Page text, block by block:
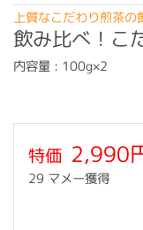
上質なこだわり煎茶
飲み比べ！こ
内容量 : 100g×2
特価 2,990
29 マメー獲得